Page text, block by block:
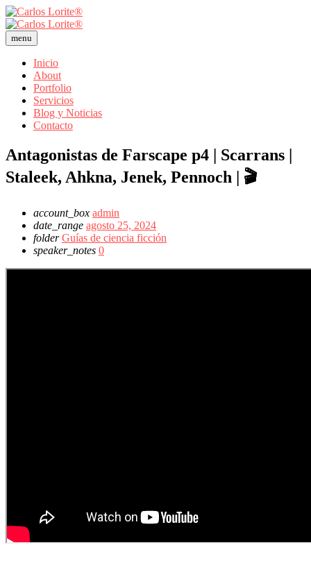
menu
Inicio
About
Portfolio
Servicios
Blog y Noticias
Contacto
Antagonistas de Farscape p4 | Scarrans |
Staleek, Ahkna, Jenek, Pennoch | 🎬
account_box admin
date_range agosto 25, 2024
folder Guías de ciencia ficción
speaker_notes 0